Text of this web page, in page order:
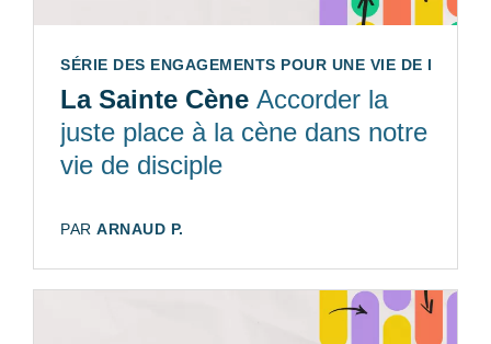
SÉRIE DES ENGAGEMENTS POUR UNE VIE DE
La Sainte Cène Accorder la
juste place à la cène dans notre
vie de disciple
AUTEUR:
PAR ARNAUD P.